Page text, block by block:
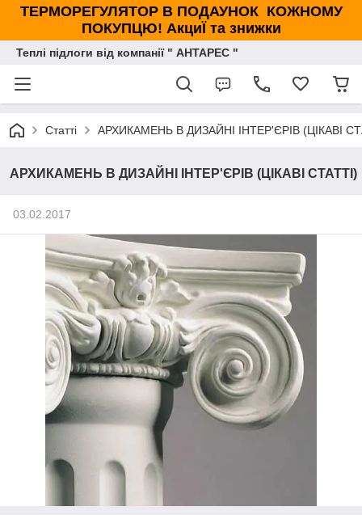
ТЕРМОРЕГУЛЯТОР В ПОДАУНОК КОЖНОМУ
ПОКУПЦЮ! АкциЇ та знижки
Теплі підлоги від компанії " АНТАРЕС "
Статті АРХИКАМЕНЬ В ДИЗАЙНІ ІНТЕР'ЄРІВ (ЦІКАВІ
АРХИКАМЕНЬ В ДИЗАЙНІ ІНТЕР'ЄРІВ (ЦІКАВІ СТАТТІ)
03.02.2017